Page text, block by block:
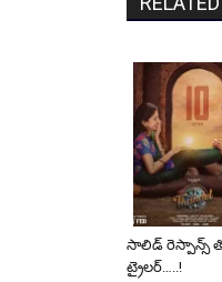
సాలిడ్ రెస్పాన్స్
ట్రైలర్…..!